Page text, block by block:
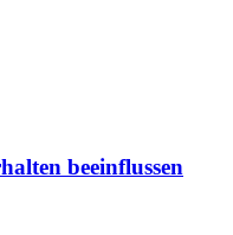
beeinflussen